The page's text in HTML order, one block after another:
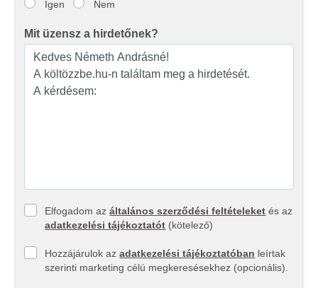
Igen Nem
Mit üzensz a hirdetőnek?
Elfogadom azáltalános szerződési feltételeket és az
adatkezelési tájékoztatót (kötelező)
Hozzájárulok azadatkezelési tájékoztatóban leírtak
szerinti marketing célú megkeresésekhez (opcionális).